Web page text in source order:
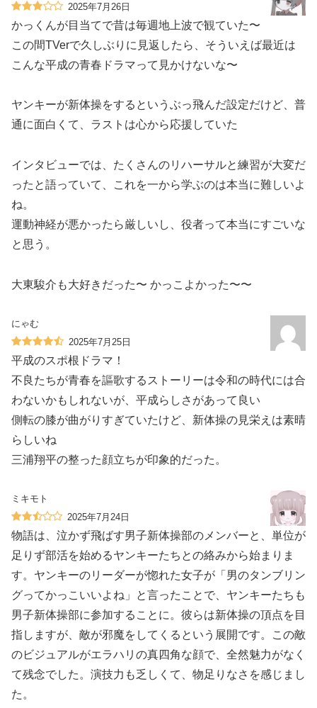
2025年7月26日
かっくんが目当てで昔は毎週地上波で観ていた〜
この間TVerで久しぶりに見返したら、そういえば最近は
こんな平成の青春ドラマって見かけないな〜
ヤンキーが新体操をするというぶっ飛んだ設定だけど、普
通に面白くて、ラストは心から応援していた
インタビューでは、たくさんのリハーサルと練習が大変だ
ったと語っていて、これを一から学ぶのは本当に難しいよ
ね。
運動神経が悪かったら厳しいし、役者って本当にすごいな
と思う。
大東駿介も大好きだった〜 かっこよかった〜〜
にゃむ
2025年7月25日
平成のスポ根ドラマ！
不良たちが青春を謳歌するストーリーは令和の時代には合
わないかもしれないが、平成らしさがあって良い
側転の膝が曲がりすぎていたけど、新体操の見栄えは素晴
らしいね
三浦翔平の整った顔立ちが印象的だった。
ミキモト
2025年7月24日
物語は、泣かず飛ばす男子新体操部のメンバーと、単位が
足りず部活を始めるヤンキーたちとの絡みから始まりま
す。ヤンキーのリーダーが惚れた女子が「男のタンブリン
グってかっこいいよね」と言ったことで、ヤンキーたちも
男子新体操部に参加することに。彼らは新体操の頂点を目
指しますが、敵が邪魔をしてくるという展開です。この敵
のビジュアルがエラハリの真四角な顔で、全然魅力がなく
て残念でした。演技力も乏しくて、物足りなさを感じまし
た。